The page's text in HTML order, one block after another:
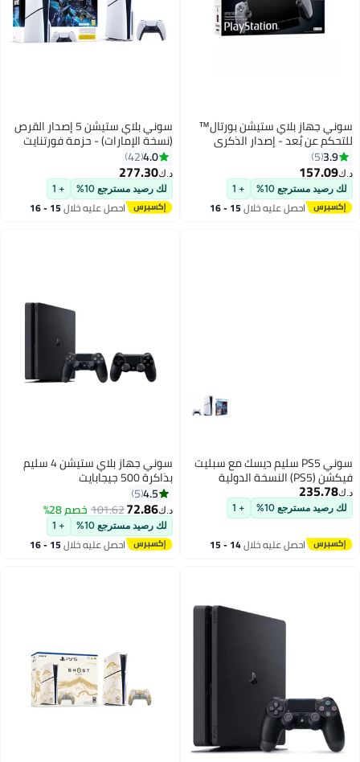
سوني جهاز بلاي ستيشن بورتال™
للتحكم عن بُعد - إصدار الذكرى
الثلاثين المحدود
3.9
5
د.ك‏157.09
لك رصيد مسترجع 10% + 1
احصل عليه خلال 15 - 16
سوني بلاي ستيشن 5 إصدار القرص
(نسخة الإمارات) - حزمة فورتنايت
كوبالت ستار
4.0
42
د.ك‏277.30
لك رصيد مسترجع 10% + 1
احصل عليه خلال 15 - 16
سوني PS5 سليم ديسك مع سبليت
فيكشن (PS5) النسخة الدولية
د.ك‏235.78
لك رصيد مسترجع 10% + 1
احصل عليه خلال 14 - 15
سوني جهاز بلاي ستيشن 4 سليم
بذاكرة 500 جيجابايت
4.5
5
د.ك‏72.86
101.62خصم 28%
لك رصيد مسترجع 10% + 1
احصل عليه خلال 15 - 16